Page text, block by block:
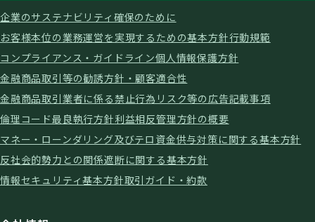
企業のサステナビリティ確保のために
お客様本位の業務運営を実現するための基本方針行動規範
コンプライアンス・ガイドライン個人情報保護方針
金融商品取引等の勧誘方針・顧客適合性
金融商品取引業者に係る禁止行為 リスク等の広告記載事項
倫理コード最良執行方針利益相反管理方針の概要
マネー・ローンダリング及びテロ資金供与対策に関する基本方針
反社会的勢力との関係遮断に関する基本方針
情報セキュリティ基本方針取引ガイド・約款